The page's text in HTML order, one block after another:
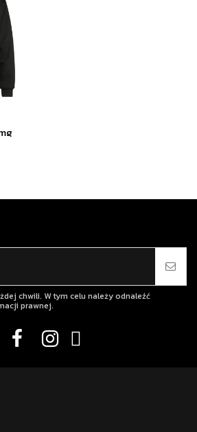
chwili. W tym celu należy odnaleźć
prawnej.